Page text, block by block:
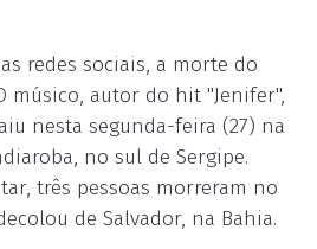
redes sociais, a morte do
músico, autor do hit "Jenifer",
nesta segunda-feira (27) na
no sul de Sergipe.
três pessoas morreram no
de Salvador, na Bahia.